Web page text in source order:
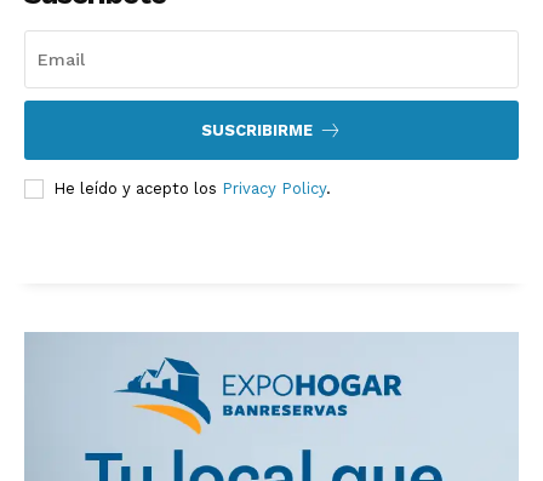
SUSCRIBIRME
He leído y acepto los Privacy Policy.